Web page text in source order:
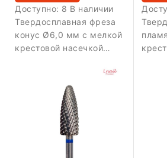
Доступно: 8 В наличии
Твердосплавная фреза
конус Ø6,0 мм с мелкой
крестовой насечкой
покрытием и AL 14,6
мм. Предназначена для
контролируемой
обработки и финишной